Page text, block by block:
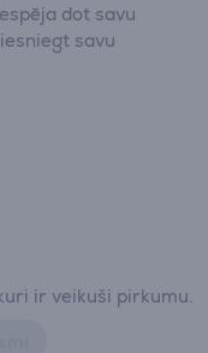
ir veikuši pirkumu.
dot savu
savu